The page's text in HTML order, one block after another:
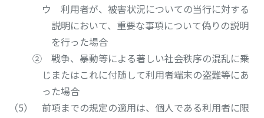
ウ 利用者が、被害状況についての当行に対する
説明において、重要な事項について偽りの説明
を行った場合
② 戦争、暴動等による著しい社会秩序の混乱に乗
じまたはこれに付随して利用者端末の盗難等にあ
った場合
前項までの規定の適用は、個人である利用者に限